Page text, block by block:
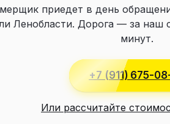
приедет в день
Ленобласти. Дорога — за наш
минут.
+7 (911) 675-
Или рассчитайте